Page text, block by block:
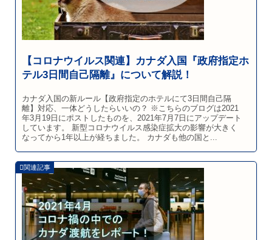
【コロナウイルス関連】カナダ入国『政府指定ホ
テル3日間自己隔離』について解説！
カナダ入国の新ルール【政府指定のホテルにて3日間自己隔
離】対応、一体どうしたらいいの？ ※こちらのブログは2021
年3月19日にポストしたものを、2021年7月7日にアップデート
しています。 新型コロナウイルス感染症拡大の影響が大きく
なってから1年以上が経ちました。 カナダも他の国と...